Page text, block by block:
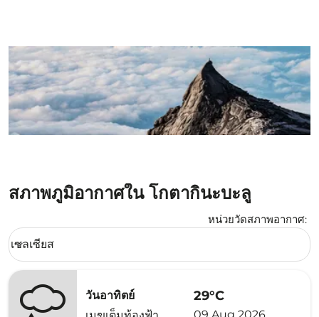
สภาพภูมิอากาศใน โกตากินะบะลู
หน่วยวัดสภาพอากาศ:
Weather unit option เซลเซียส Selected
เซลเซียส
keyboard_arrow_down
วันอาทิตย์
29°C
09 Aug 2026